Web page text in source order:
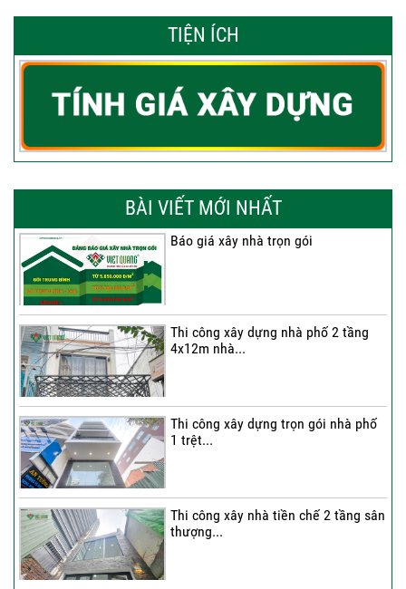
TIỆN ÍCH
BÀI VIẾT MỚI NHẤT
Báo giá xây nhà trọn gói
Thi công xây dựng nhà phố 2 tầng
4x12m nhà...
Thi công xây dựng trọn gói nhà phố
1 trệt...
Thi công xây nhà tiền chế 2 tầng sân
thượng...